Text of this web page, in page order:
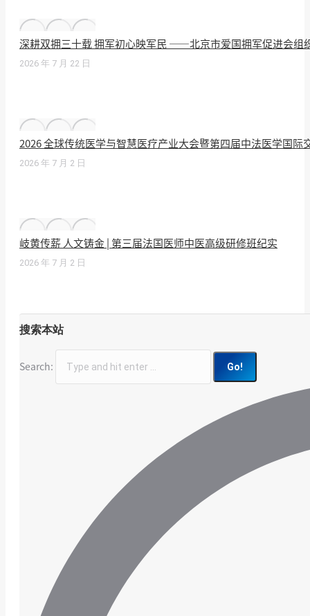
深耕双拥三十载 拥军初心映军民 ——北京市爱国拥军促进会组
2026 年 7 月 22 日
2026 全球传统医学与智慧医疗产业大会暨第四届中法医学国际
2026 年 7 月 2 日
岐黄传薪 人文铸金 | 第三届法国医师中医高级研修班纪实
2026 年 7 月 2 日
搜索本站
Search: